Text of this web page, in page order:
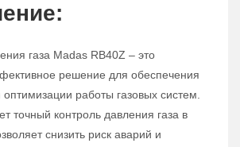
газа Madas RB40Z – это
решение для обеспечения
оптимизации работы газовых систем.
точный контроль давления газа в
снизить риск аварий и